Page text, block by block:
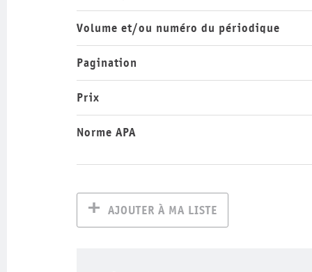
Volume et/ou numéro du périodique
Pagination
Prix
Norme APA
AJOUTER À MA LISTE